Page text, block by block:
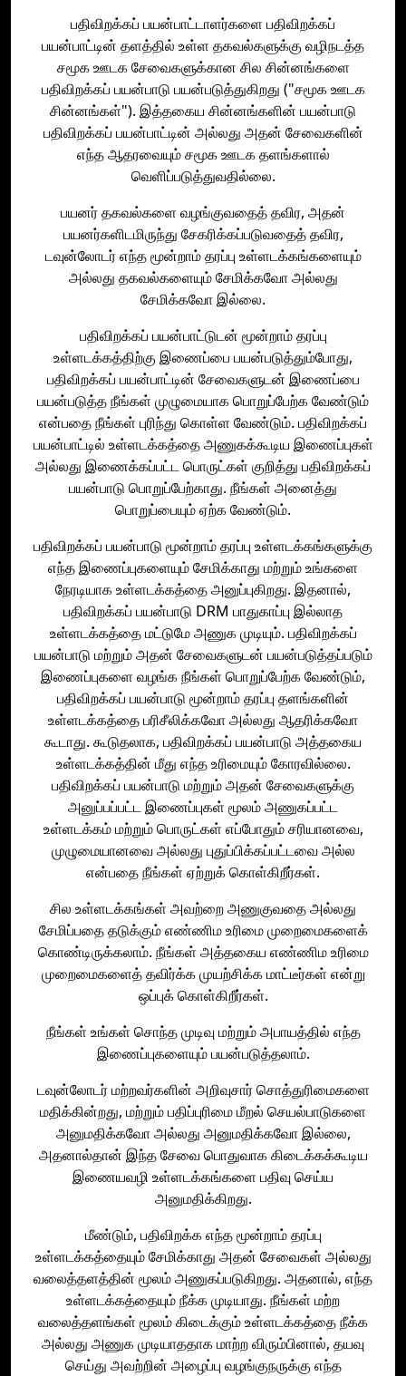
பதிவிறக்கப் பயன்பாட்டாளர்களை பதிவிறக்கப்
பயன்பாட்டின் தளத்தில் உள்ள தகவல்களுக்கு வழிநடத்த
சமூக ஊடக சேவைகளுக்கான சில சின்னங்களை
பதிவிறக்கப் பயன்பாடு பயன்படுத்துகிறது ("சமூக ஊடக
சின்னங்கள்"). இத்தகைய சின்னங்களின் பயன்பாடு
பதிவிறக்கப் பயன்பாட்டின் அல்லது அதன் சேவைகளின்
எந்த ஆதரவையும் சமூக ஊடக தளங்களால்
வெளிப்படுத்துவதில்லை.
பயனர் தகவல்களை வழங்குவதைத் தவிர, அதன்
பயனர்களிடமிருந்து சேகரிக்கப்படுவதைத் தவிர,
டவுன்லோடர் எந்த மூன்றாம் தரப்பு உள்ளடக்கங்களையும்
அல்லது தகவல்களையும் சேமிக்கவோ அல்லது
சேமிக்கவோ இல்லை.
பதிவிறக்கப் பயன்பாட்டுடன் மூன்றாம் தரப்பு
உள்ளடக்கத்திற்கு இணைப்பை பயன்படுத்தும்போது,
பதிவிறக்கப் பயன்பாட்டின் சேவைகளுடன் இணைப்பை
பயன்படுத்த நீங்கள் முழுமையாக பொறுப்பேற்க வேண்டும்
என்பதை நீங்கள் புரிந்து கொள்ள வேண்டும். பதிவிறக்கப்
பயன்பாட்டில் உள்ளடக்கத்தை அணுகக்கூடிய இணைப்புகள்
அல்லது இணைக்கப்பட்ட பொருட்கள் குறித்து பதிவிறக்கப்
பயன்பாடு பொறுப்பேற்காது. நீங்கள் அனைத்து
பொறுப்பையும் ஏற்க வேண்டும்.
பதிவிறக்கப் பயன்பாடு மூன்றாம் தரப்பு உள்ளடக்கங்களுக்கு
எந்த இணைப்புகளையும் சேமிக்காது மற்றும் உங்களை
நேரடியாக உள்ளடக்கத்தை அனுப்புகிறது. இதனால்,
பதிவிறக்கப் பயன்பாடு DRM பாதுகாப்பு இல்லாத
உள்ளடக்கத்தை மட்டுமே அணுக முடியும். பதிவிறக்கப்
பயன்பாடு மற்றும் அதன் சேவைகளுடன் பயன்படுத்தப்படும்
இணைப்புகளை வழங்க நீங்கள் பொறுப்பேற்க வேண்டும்,
பதிவிறக்கப் பயன்பாடு மூன்றாம் தரப்பு தளங்களின்
உள்ளடக்கத்தை பரிசீலிக்கவோ அல்லது ஆதரிக்கவோ
கூடாது. கூடுதலாக, பதிவிறக்கப் பயன்பாடு அத்தகைய
உள்ளடக்கத்தின் மீது எந்த உரிமையும் கோரவில்லை.
பதிவிறக்கப் பயன்பாடு மற்றும் அதன் சேவைகளுக்கு
அனுப்பப்பட்ட இணைப்புகள் மூலம் அணுகப்பட்ட
உள்ளடக்கம் மற்றும் பொருட்கள் எப்போதும் சரியானவை,
முழுமையானவை அல்லது புதுப்பிக்கப்பட்டவை அல்ல
என்பதை நீங்கள் ஏற்றுக் கொள்கிறீர்கள்.
சில உள்ளடக்கங்கள் அவற்றை அணுகுவதை அல்லது
சேமிப்பதை தடுக்கும் எண்ணிம உரிமை முறைமைகளைக்
கொண்டிருக்கலாம். நீங்கள் அத்தகைய எண்ணிம உரிமை
முறைமைகளைத் தவிர்க்க முயற்சிக்க மாட்டீர்கள் என்று
ஒப்புக் கொள்கிறீர்கள்.
நீங்கள் உங்கள் சொந்த முடிவு மற்றும் அபாயத்தில் எந்த
இணைப்புகளையும் பயன்படுத்தலாம்.
டவுன்லோடர் மற்றவர்களின் அறிவுசார் சொத்துரிமைகளை
மதிக்கின்றது, மற்றும் பதிப்புரிமை மீறல் செயல்பாடுகளை
அனுமதிக்கவோ அல்லது அனுமதிக்கவோ இல்லை,
அதனால்தான் இந்த சேவை பொதுவாக கிடைக்கக்கூடிய
இணையவழி உள்ளடக்கங்களை பதிவு செய்ய
அனுமதிக்கிறது.
மீண்டும், பதிவிறக்க எந்த மூன்றாம் தரப்பு
உள்ளடக்கத்தையும் சேமிக்காது அதன் சேவைகள் அல்லது
வலைத்தளத்தின் மூலம் அணுகப்படுகிறது. அதனால், எந்த
உள்ளடக்கத்தையும் நீக்க முடியாது. நீங்கள் மற்ற
வலைத்தளங்கள் மூலம் கிடைக்கும் உள்ளடக்கத்தை நீக்க
அல்லது அணுக முடியாததாக மாற்ற விரும்பினால், தயவு
செய்து அவற்றின் அழைப்பு வழங்குநருக்கு எந்த